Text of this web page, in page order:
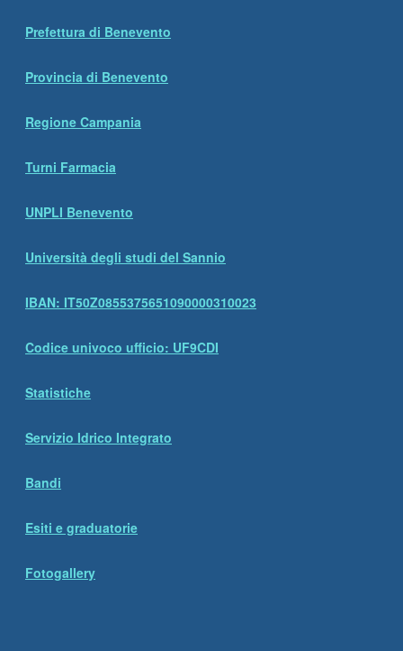
Prefettura di Benevento
Provincia di Benevento
Regione Campania
Turni Farmacia
UNPLI Benevento
Università degli studi del Sannio
IBAN: IT50Z0855375651090000310023
Codice univoco ufficio: UF9CDI
Statistiche
Servizio Idrico Integrato
Bandi
Esiti e graduatorie
Fotogallery